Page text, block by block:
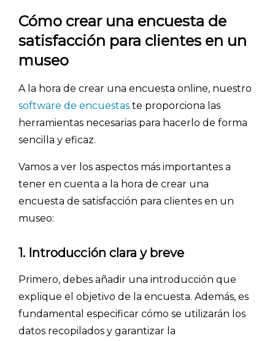
Cómo crear una encuesta de
satisfacción para clientes en un
museo
A la hora de crear una encuesta online, nuestro
software de encuestas te proporciona las
herramientas necesarias para hacerlo de forma
sencilla y eficaz.
Vamos a ver los aspectos más importantes a
tener en cuenta a la hora de crear una
encuesta de satisfacción para clientes en un
museo:
1. Introducción clara y breve
Primero, debes añadir una introducción que
explique el objetivo de la encuesta. Además, es
fundamental especificar cómo se utilizarán los
datos recopilados y garantizar la